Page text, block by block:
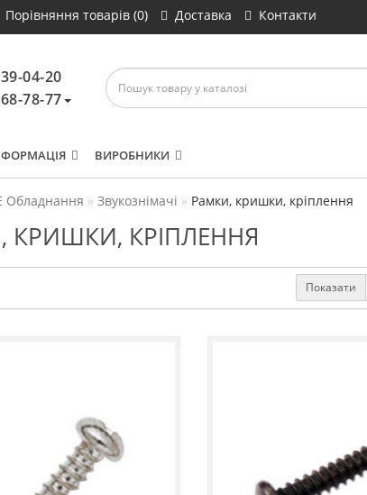
Порівняння товарів (0) Доставка Контакти
04-20
78-77
ВИРОБНИКИ
Обладнання Звукознімачі Рамки, кришки, кріплення
КРИШКИ, КРІПЛЕННЯ
Показати